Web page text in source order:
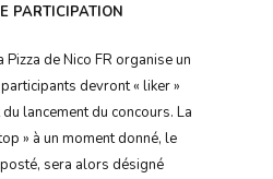
PARTICIPATION
Pizza de Nico FR organise un
devront « liker »
lancement du concours. La
» à un moment donné, le
sera alors désigné